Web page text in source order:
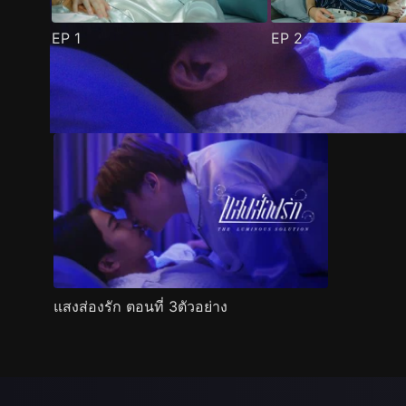
EP 1 EP 2
ตัวอย่าง ภาพนิ่ง เนื้อหาที่แนะนำ รายละเอียด
แสงส่องรัก ตอนที่ 3ตัวอย่าง